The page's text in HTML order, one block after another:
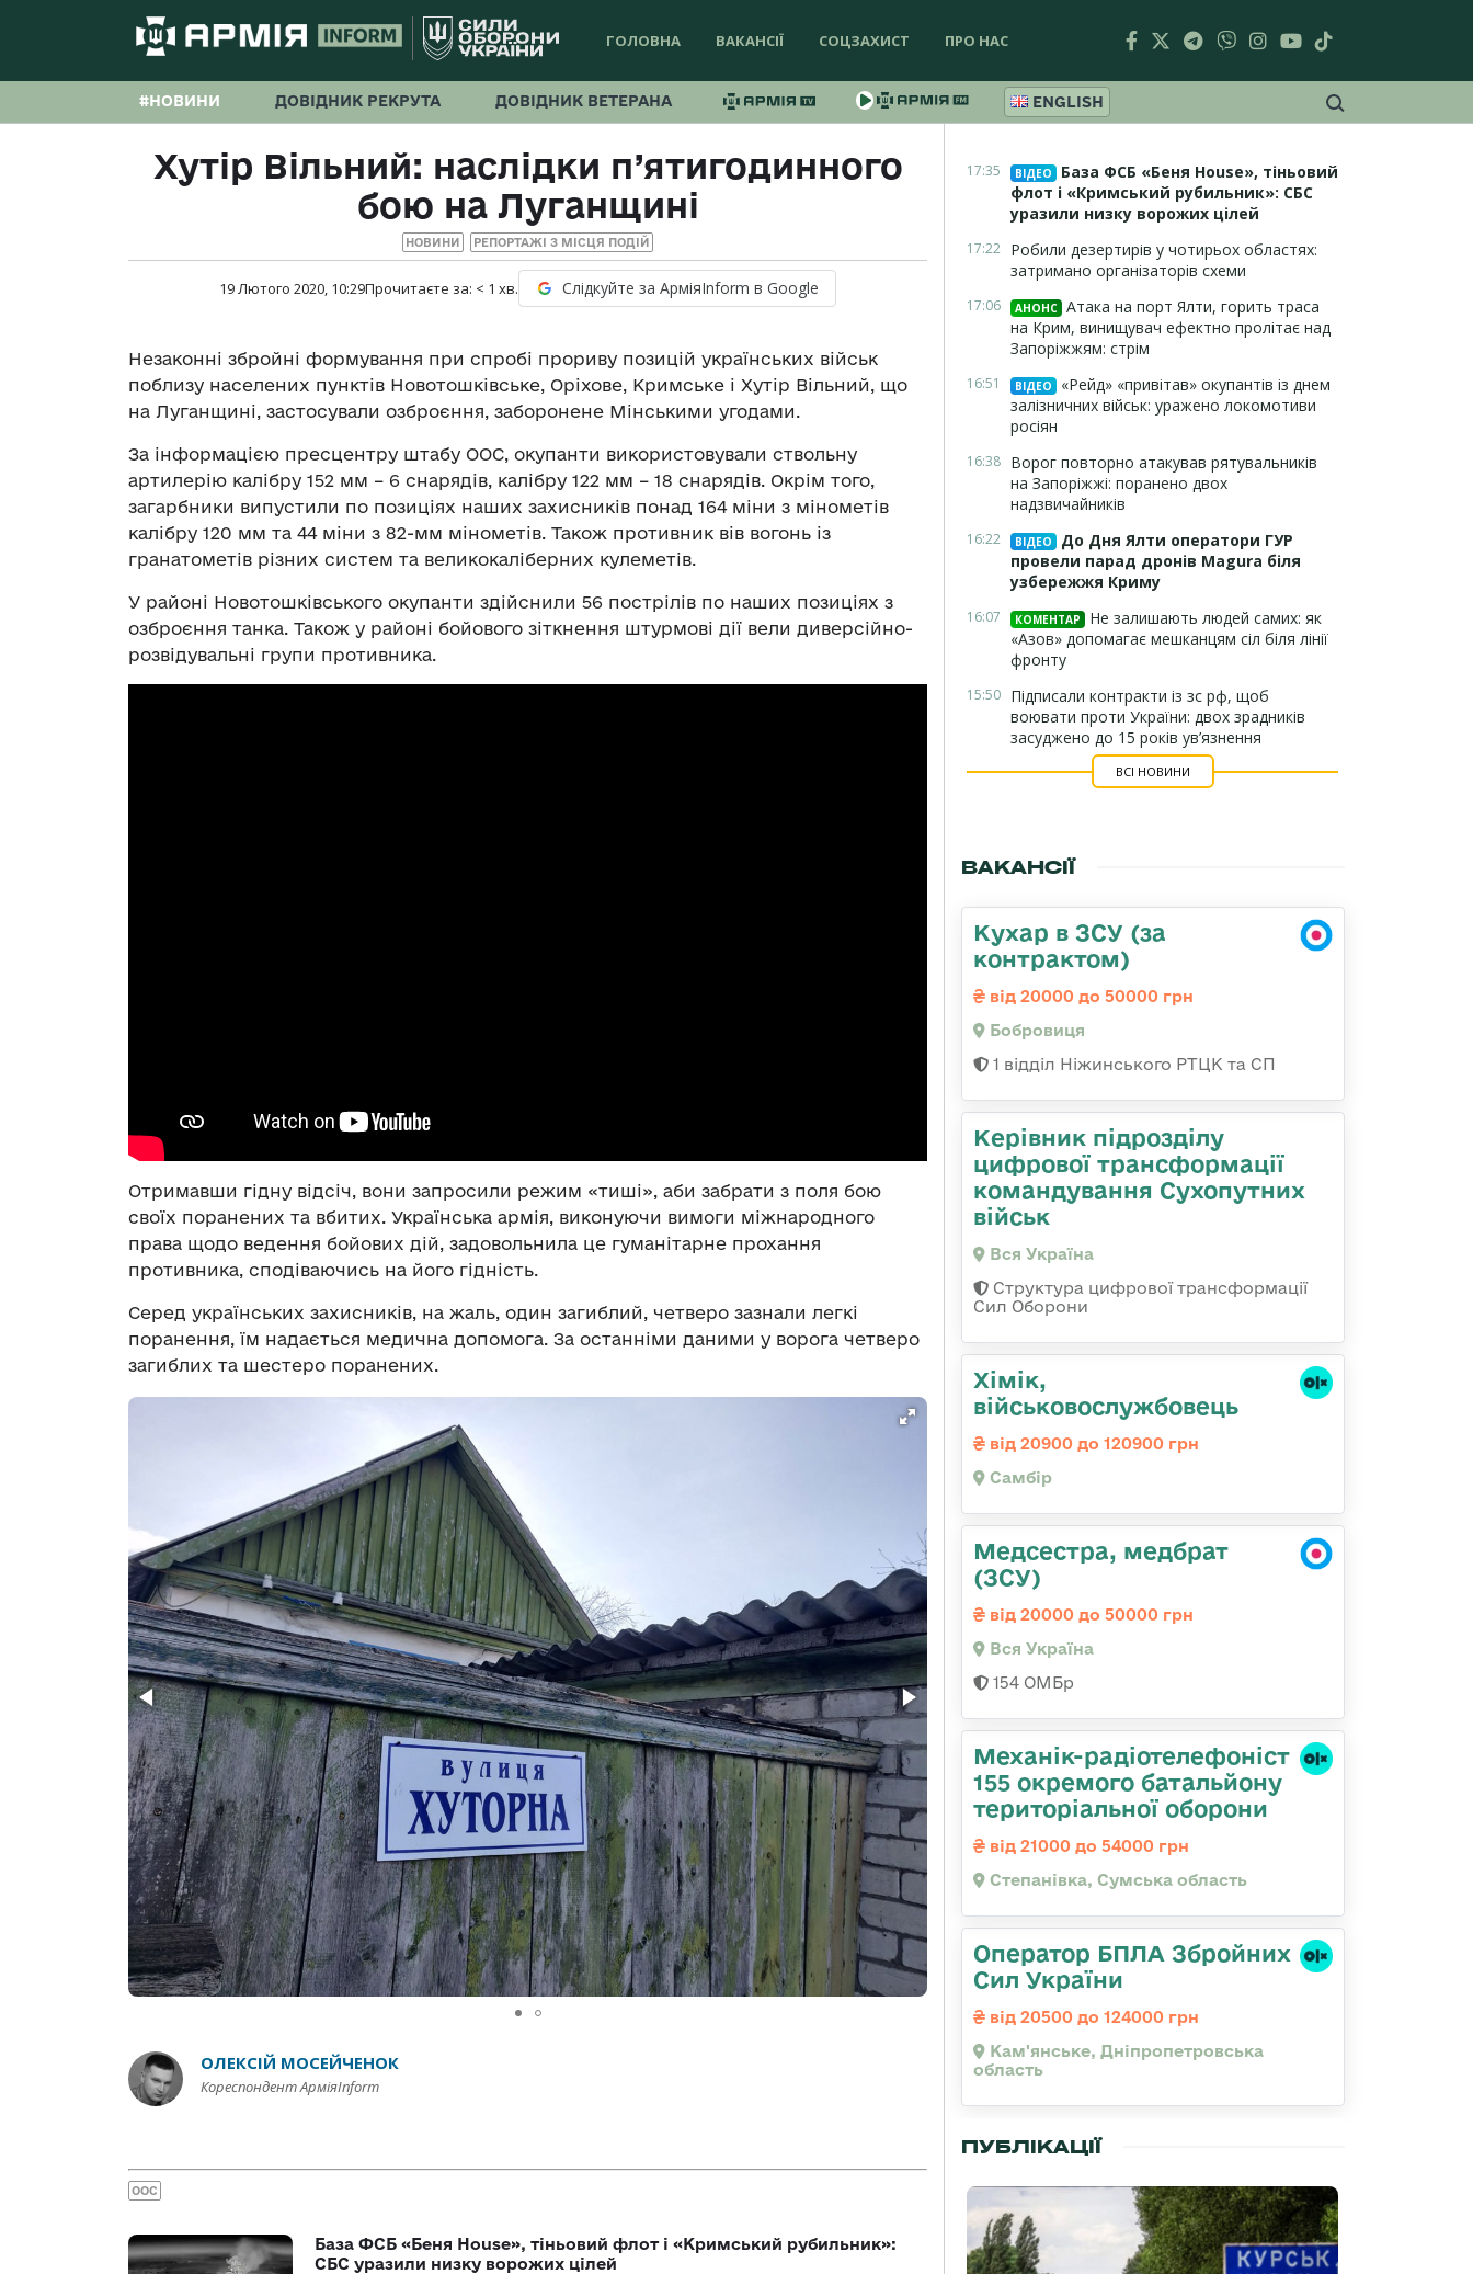
ГОЛОВНА ВАКАНСІЇ СОЦЗАХИСТ ПРО НАС
#НОВИНИ ДОВІДНИК РЕКРУТА ДОВІДНИК ВЕТЕРАНА ENGLISH
Хутір Вільний: наслідки п’ятигодинного
бою на Луганщині
НОВИНИ РЕПОРТАЖІ З МІСЦЯ ПОДІЙ
19 Лютого 2020, 10:29Прочитаєте за: < 1 хв. Слідкуйте за АрміяInform в Google
Незаконні збройні формування при спробі прориву позицій українських військ
поблизу населених пунктів Новотошківське, Оріхове, Кримське і Хутір Вільний, що
на Луганщині, застосували озброєння, заборонене Мінськими угодами.
За інформацією пресцентру штабу ООС, окупанти використовували ствольну
артилерію калібру 152 мм – 6 снарядів, калібру 122 мм – 18 снарядів. Окрім того,
загарбники випустили по позиціях наших захисників понад 164 міни з мінометів
калібру 120 мм та 44 міни з 82-мм мінометів. Також противник вів вогонь із
гранатометів різних систем та великокаліберних кулеметів.
У районі Новотошківського окупанти здійснили 56 пострілів по наших позиціях з
озброєння танка. Також у районі бойового зіткнення штурмові дії вели диверсійно-
розвідувальні групи противника.
Отримавши гідну відсіч, вони запросили режим «тиші», аби забрати з поля бою
своїх поранених та вбитих. Українська армія, виконуючи вимоги міжнародного
права щодо ведення бойових дій, задовольнила це гуманітарне прохання
противника, сподіваючись на його гідність.
Серед українських захисників, на жаль, один загиблий, четверо зазнали легкі
поранення, їм надається медична допомога. За останніми даними у ворога четверо
загиблих та шестеро поранених.
ОЛЕКСІЙ МОСЕЙЧЕНОК
Кореспондент АрміяInform
ООС
База ФСБ «Беня House», тіньовий флот і «Кримський рубильник»:
СБС уразили низку ворожих цілей
17:35 ВІДЕО
База ФСБ «Беня House», тіньовий
флот і «Кримський рубильник»: СБС
уразили низку ворожих цілей
17:22 Робили дезертирів у чотирьох областях:
затримано організаторів схеми
17:06 АНОНС Атака на порт Ялти, горить траса
на Крим, винищувач ефектно пролітає над
Запоріжжям: стрім
16:51 ВІДЕО
«Рейд» «привітав» окупантів із днем
залізничних військ: уражено локомотиви
росіян
16:38 Ворог повторно атакував рятувальників
на Запоріжжі: поранено двох
надзвичайників
16:22 ВІДЕО
До Дня Ялти оператори ГУР
провели парад дронів Magura біля
узбережжя Криму
16:07 КОМЕНТАР
Не залишають людей самих: як
«Азов» допомагає мешканцям сіл біля лінії
фронту
15:50 Підписали контракти із зс рф, щоб
воювати проти України: двох зрадників
засуджено до 15 років ув’язнення
ВСІ НОВИНИ
ВАКАНСІЇ
Кухар в ЗСУ (за
контрактом)
від 20000 до 50000 грн
Бобровиця
1 відділ Ніжинського РТЦК та СП
Керівник підрозділу
цифрової трансформації
командування Сухопутних
військ
Вся Україна
Структура цифрової трансформації
Сил Оборони
Хімік,
військовослужбовець
від 20900 до 120900 грн
Самбір
Медсестра, медбрат
(ЗСУ)
від 20000 до 50000 грн
Вся Україна
154 ОМБр
Механік-радіотелефоніст
155 окремого батальйону
територіальної оборони
від 21000 до 54000 грн
Степанівка, Сумська область
Оператор БПЛА Збройних
Сил України
від 20500 до 124000 грн
Кам'янське, Дніпропетровська
область
ПУБЛІКАЦІЇ